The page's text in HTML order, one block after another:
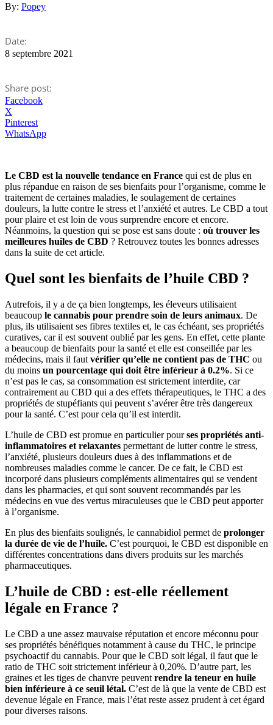
By: Popey
Date:
8 septembre 2021
Share post:
Facebook
X
Pinterest
WhatsApp
Le CBD est la nouvelle tendance en France qui est de plus en
plus répandue en raison de ses bienfaits pour l’organisme, comme le
traitement de certaines maladies, le soulagement de certaines
douleurs, la lutte contre le stress et l’anxiété et autres. Le CBD a tout
pour plaire et est loin de vous surprendre encore et encore.
Néanmoins, la question qui se pose est sans doute : où trouver les
meilleures huiles de CBD ? Retrouvez toutes les bonnes adresses
dans la suite de cet article.
Quel sont les bienfaits de l’huile CBD ?
Autrefois, il y a de ça bien longtemps, les éleveurs utilisaient
beaucoup le cannabis pour prendre soin de leurs animaux. De
plus, ils utilisaient ses fibres textiles et, le cas échéant, ses propriétés
curatives, car il est souvent oublié par les gens. En effet, cette plante
a beaucoup de bienfaits pour la santé et elle est conseillée par les
médecins, mais il faut vérifier qu’elle ne contient pas de THC ou
du moins un pourcentage qui doit être inférieur à 0.2%. Si ce
n’est pas le cas, sa consommation est strictement interdite, car
contrairement au CBD qui a des effets thérapeutiques, le THC a des
propriétés de stupéfiants qui peuvent s’avérer être très dangereux
pour la santé. C’est pour cela qu’il est interdit.
L’huile de CBD est promue en particulier pourses propriétés anti-
inflammatoires et relaxantes permettant de lutter contre le stress,
l’anxiété, plusieurs douleurs dues à des inflammations et de
nombreuses maladies comme le cancer. De ce fait, le CBD est
incorporé dans plusieurs compléments alimentaires qui se vendent
dans les pharmacies, et qui sont souvent recommandés par les
médecins en vue des vertus miraculeuses que le CBD peut apporter
à l’organisme.
En plus des bienfaits soulignés, le cannabidiol permet de prolonger
la durée de vie de l’huile. C’est pourquoi, le CBD est disponible en
différentes concentrations dans divers produits sur les marchés
pharmaceutiques.
L’huile de CBD : est-elle réellement
légale en France ?
Le CBD a une assez mauvaise réputation et encore méconnu pour
ses propriétés bénéfiques notamment à cause du THC, le principe
psychoactif du cannabis. Pour que le CBD soit légal, il faut que le
ratio de THC soit strictement inférieur à 0,20%. D’autre part, les
graines et les tiges de chanvre peuvent rendre la teneur en huile
bien inférieure à ce seuil létal. C’est de là que la vente de CBD est
devenue légale en France, mais l’état reste assez prudent à cet égard
pour diverses raisons.